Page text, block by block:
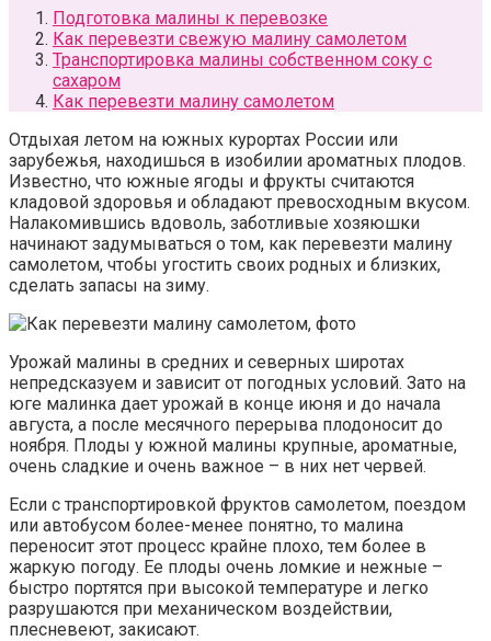
Подготовка малины к перевозке
Как перевезти свежую малину самолетом
Транспортировка малины собственном соку с
сахаром
Как перевезти малину самолетом
Отдыхая летом на южных курортах России или
зарубежья, находишься в изобилии ароматных плодов.
Известно, что южные ягоды и фрукты считаются
кладовой здоровья и обладают превосходным вкусом.
Налакомившись вдоволь, заботливые хозяюшки
начинают задумываться о том, как перевезти малину
самолетом, чтобы угостить своих родных и близких,
сделать запасы на зиму.
Урожай малины в средних и северных широтах
непредсказуем и зависит от погодных условий. Зато на
юге малинка дает урожай в конце июня и до начала
августа, а после месячного перерыва плодоносит до
ноября. Плоды у южной малины крупные, ароматные,
очень сладкие и очень важное – в них нет червей.
Если с транспортировкой фруктов самолетом, поездом
или автобусом более-менее понятно, то малина
переносит этот процесс крайне плохо, тем более в
жаркую погоду. Ее плоды очень ломкие и нежные –
быстро портятся при высокой температуре и легко
разрушаются при механическом воздействии,
плесневеют, закисают.